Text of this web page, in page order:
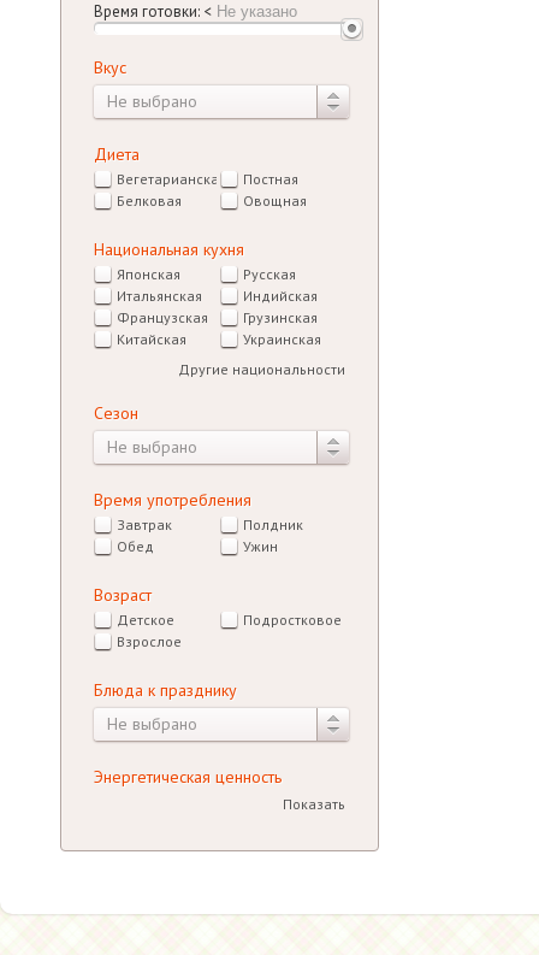
Время готовки: <
Вкус
Не выбрано
Диета
Вегетарианская
Постная
Белковая
Овощная
Национальная кухня
Японская
Русская
Итальянская
Индийская
Французская
Грузинская
Китайская
Украинская
Другие национальности
Сезон
Не выбрано
Время употребления
Завтрак
Полдник
Обед
Ужин
Возраст
Детское
Подростковое
Взрослое
Блюда к празднику
Не выбрано
Энергетическая ценность
Показать